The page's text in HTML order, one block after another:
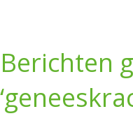
Berichten